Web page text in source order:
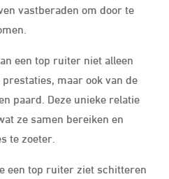
vastberaden om door te
een top ruiter niet alleen
maar ook van de
paard. Deze unieke relatie
ze samen bereiken en
te zoeter.
een top ruiter ziet schitteren